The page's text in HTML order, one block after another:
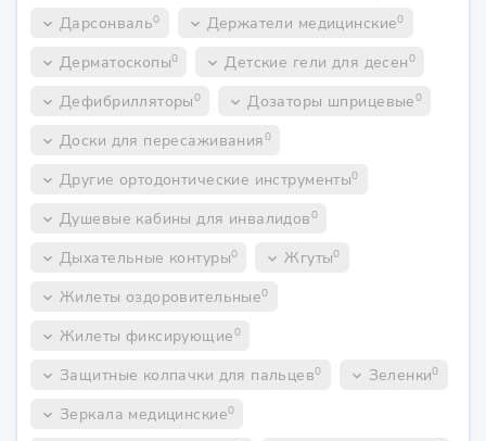
keyboard_arrow_down Дарсонваль0 keyboard_arrow_down Держатели медицинские0
keyboard_arrow_down Дерматоскопы0 keyboard_arrow_down Детские гели для десен0
keyboard_arrow_down Дефибрилляторы0 keyboard_arrow_down Дозаторы шприцевые0
keyboard_arrow_down Доски для пересаживания0
keyboard_arrow_down Другие ортодонтические инструменты0
keyboard_arrow_down Душевые кабины для инвалидов0
keyboard_arrow_down Дыхательные контуры0 keyboard_arrow_down Жгуты0
keyboard_arrow_down Жилеты оздоровительные0
keyboard_arrow_down Жилеты фиксирующие0
keyboard_arrow_down Защитные колпачки для пальцев0 keyboard_arrow_down Зеленки0
keyboard_arrow_down Зеркала медицинские0